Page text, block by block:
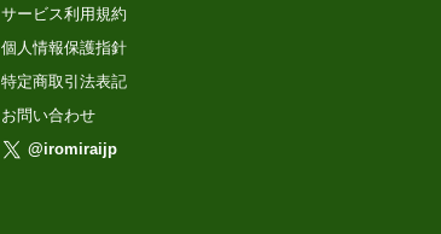
サービス利用規約
個人情報保護指針
特定商取引法表記
お問い合わせ
@iromiraijp